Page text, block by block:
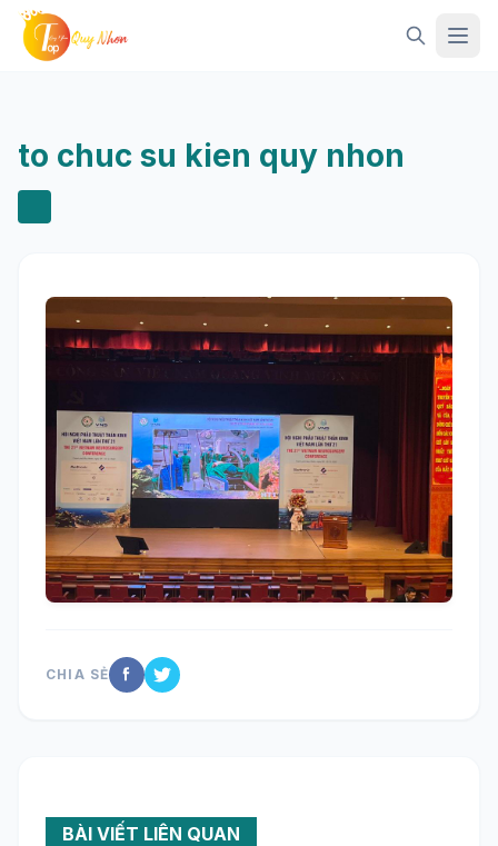
Mở
to chuc su kien quy nhon
CHIA SẺ
BÀI VIẾT LIÊN QUAN